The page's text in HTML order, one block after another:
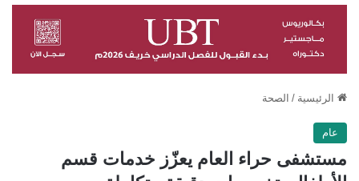
الرئيسية / الصحة
عام
مستشفى حراء العام يعزّز خدمات قسم